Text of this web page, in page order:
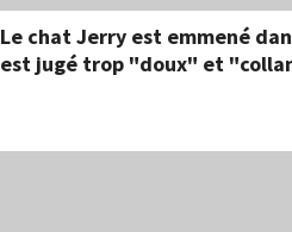
Le chat Jerry est emmené
est jugé trop "doux" et